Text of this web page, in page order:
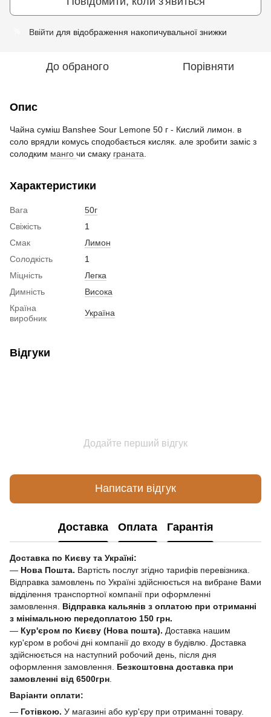
Ввійти для відображення накопичувальної знижки
До обраного Порівняти
Опис
Чайна суміш Banshee Sour Lemone 50 г - Кислий лимон. в
соло врядли комусь сподобається кисляк. але зробити заміс з
солодким манго чи смаку граната
Характеристики
Вага
50г
Свіжість
1
Смак
Лимон
Солодкість
1
Міцність
Легка
Димність
Висока
Країна
виробник
Україна
Відгуки
Додайте перший відгук
Написати відгук
Доставка Оплата Гарантія
Доставка по Києву та Україні:
— Нова Пошта. Вартість послуг згідно тарифів перевізника.
Відправка замовлень по Україні здійснюється на вибране Вами
відділення транспортної компанії при оформленні
замовлення. Відправка кальянів з оплатою при отриманні
з мінімальною передоплатою 150 грн.
— Кур'єром по Києву (Нова пошта). Доставка нашим
кур'єром в робочі дні компанії до входу в будівлю. Доставка
здійснюється на наступний робочий день, після дня
оформлення замовлення.
Безкоштовна доставка при
замовленні від 6500грн
Варіанти оплати:
— Готівкою. У магазині або кур'єру при отриманні товару.